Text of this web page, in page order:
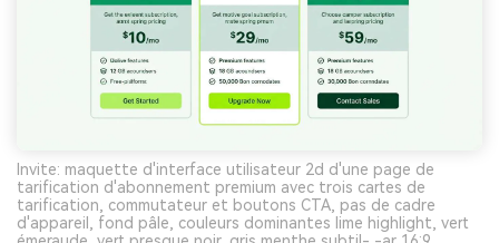
Invite: maquette d'interface utilisateur 2d d'une page de
tarification d'abonnement premium avec trois cartes de
tarification, commutateur et boutons CTA, pas de cadre
d'appareil, fond pâle, couleurs dominantes lime highlight, vert